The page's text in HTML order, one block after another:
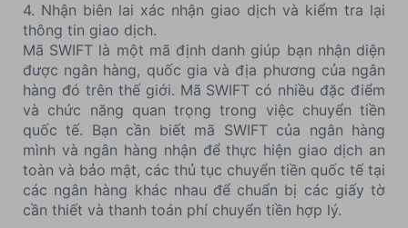
4. Nhận biên lai xác nhận giao dịch và kiểm tra lại
thông tin giao dịch.
Mã SWIFT là một mã định danh giúp bạn nhận diện
được ngân hàng, quốc gia và địa phương của ngân
hàng đó trên thế giới. Mã SWIFT có nhiều đặc điểm
và chức năng quan trọng trong việc chuyển tiền
quốc tế. Bạn cần biết mã SWIFT của ngân hàng
mình và ngân hàng nhận để thực hiện giao dịch an
toàn và bảo mật, các thủ tục chuyển tiền quốc tế tại
các ngân hàng khác nhau để chuẩn bị các giấy tờ
cần thiết và thanh toán phí chuyển tiền hợp lý.